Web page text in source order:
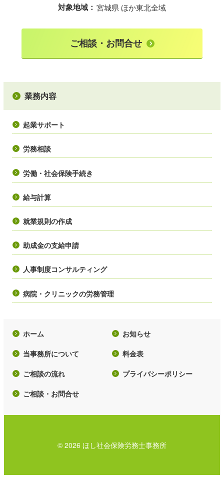
対象地域： 宮城県 ほか東北全域
ご相談・お問合せ
ホーム お知らせ
当事務所について 料金表
ご相談の流れ プライバシーポリシー
ご相談・お問合せ
業務内容
起業サポート
労務相談
労働・社会保険手続き
給与計算
就業規則の作成
助成金の支給申請
人事制度コンサルティング
病院・クリニックの労務管理
© 2026 ほし社会保険労務士事務所